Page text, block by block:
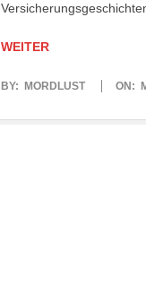
WEITER
2017-
BY: MORDLUST ON: